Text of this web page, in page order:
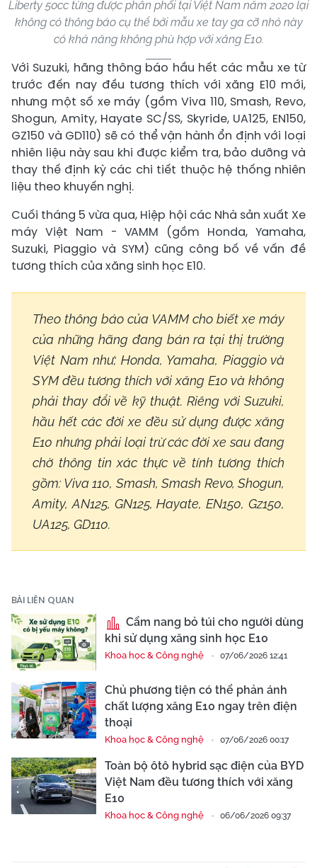
Liberty 50cc từng được phân phối tại Việt Nam năm 2020 lại
không có thông báo cụ thể bởi mẫu xe tay ga cỡ nhỏ này
có khả năng không phù hợp với xăng E10.
Với Suzuki, hãng thông báo hầu hết các mẫu xe từ
trước đến nay đều tương thích với xăng E10 mới,
nhưng một số xe máy (gồm Viva 110, Smash, Revo,
Shogun, Amity, Hayate SC/SS, Skyride, UA125, EN150,
GZ150 và GD110) sẽ có thể vận hành ổn định với loại
nhiên liệu này sau khi được kiểm tra, bảo dưỡng và
thay thế định kỳ các chi tiết thuộc hệ thống nhiên
liệu theo khuyến nghị.
Cuối tháng 5 vừa qua, Hiệp hội các Nhà sản xuất Xe
máy Việt Nam - VAMM (gồm Honda, Yamaha,
Suzuki, Piaggio và SYM) cũng công bố về vấn đề
tương thích của xăng sinh học E10.
Theo thông báo của VAMM cho biết xe máy
của những hãng đang bán ra tại thị trường
Việt Nam như; Honda, Yamaha, Piaggio và
SYM đều tương thích với xăng E10 và không
phải thay đổi về kỹ thuật. Riêng với Suzuki,
hầu hết các đời xe đều sử dụng được xăng
E10 nhưng phải loại trừ các đời xe sau đang
chờ thông tin xác thực về tính tương thích
gồm: Viva 110, Smash, Smash Revo, Shogun,
Amity, AN125, GN125, Hayate, EN150, Gz150,
UA125, GD110.
BÀI LIÊN QUAN
Cẩm nang bỏ túi cho người dùng
khi sử dụng xăng sinh học E10
Khoa học & Công nghệ 07/06/2026 12:41
Chủ phương tiện có thể phản ánh
chất lượng xăng E10 ngay trên điện
thoại
Khoa học & Công nghệ 07/06/2026 00:17
Toàn bộ ôtô hybrid sạc điện của BYD
Việt Nam đều tương thích với xăng
E10
Khoa học & Công nghệ 06/06/2026 09:37